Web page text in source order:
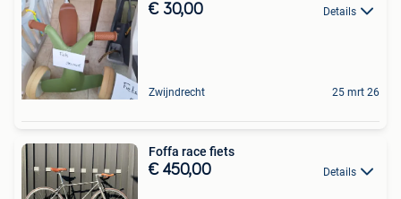
€ 30,00 Details
Zwijndrecht 25 mrt 26
Foffa race fiets
€ 450,00 Details